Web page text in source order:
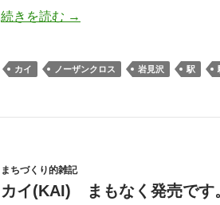
続きを読む →
カイ ノーザンクロス 岩見沢 駅
まちづくり的雑記
カイ(KAI) まもなく発売です